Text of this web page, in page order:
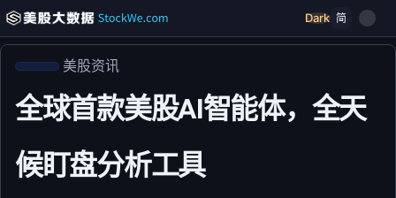
Dark 简
美股资讯
全球首款美股AI智能体，全天
候盯盘分析工具